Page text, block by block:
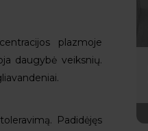
plazmoje
daugybė veiksnių.
Padidėjęs